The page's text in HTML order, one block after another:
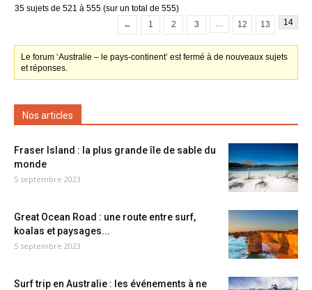
35 sujets de 521 à 555 (sur un total de 555)
←
1 2 3 … 12 13 14
Le forum ‘Australie – le pays-continent’ est fermé à de nouveaux sujets
et réponses.
Nos articles
Fraser Island : la plus grande île de sable du
monde
5 septembre 2023
Great Ocean Road : une route entre surf,
koalas et paysages...
5 septembre 2023
Surf trip en Australie : les événements à ne